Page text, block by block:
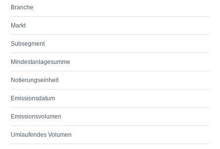
Branche
Markt
Subsegment
Mindestanlagesumme
Notierungseinheit
Emissionsdatum
Emissionsvolumen
Umlaufendes Volumen